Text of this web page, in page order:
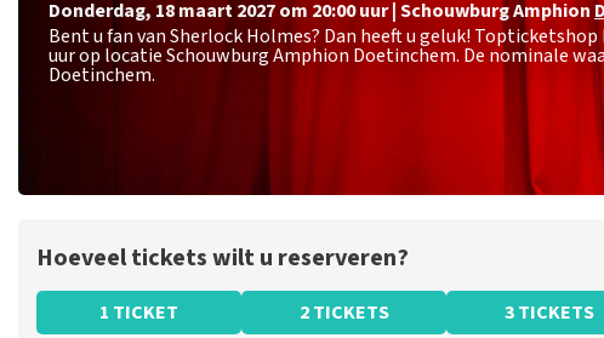
donderdag, 18 maart 2027 om 20:00uur|Schouwburg Amphion
Bent u fan van Sherlock Holmes? Dan heeft u geluk!
uur op locatie Schouwburg Amphion Doetinchem. De nominale
Doetinchem.
Hoeveel tickets wilt u reserveren?
1 TICKET 2 TICKETS 3 TICKETS